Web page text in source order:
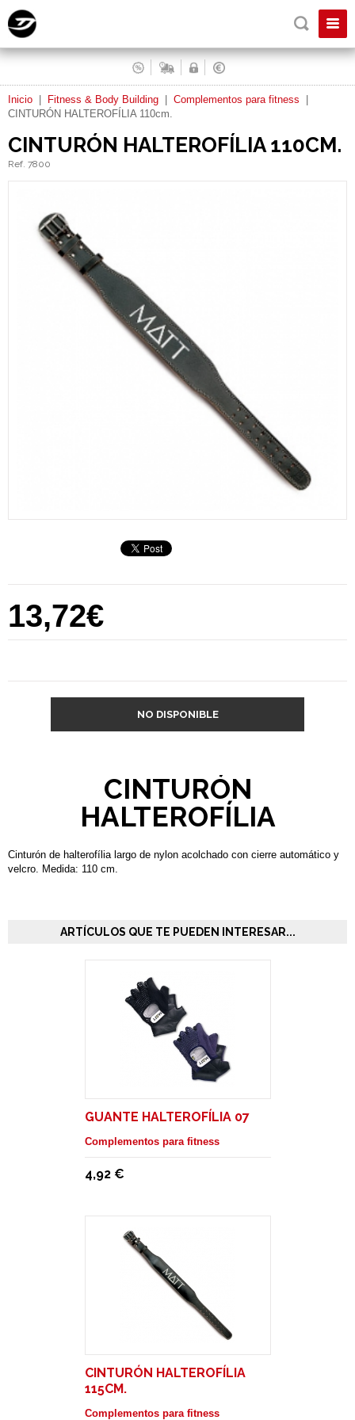
Inicio Fitness & Body Building Complementos para fitness
CINTURÓN HALTEROFÍLIA 110cm.
CINTURÓN HALTEROFÍLIA 110CM.
Ref. 7800
13,72€
NO DISPONIBLE
CINTURÓN
HALTEROFÍLIA
Cinturón de halterofília largo de nylon acolchado con cierre automático y
velcro. Medida: 110 cm.
ARTÍCULOS QUE TE PUEDEN INTERESAR...
GUANTE HALTEROFÍLIA 07
Complementos para fitness
4,92 €
CINTURÓN HALTEROFÍLIA
115CM.
Complementos para fitness